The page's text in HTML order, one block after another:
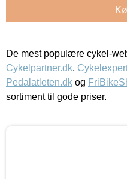
De mest populære cykel-
Cykelpartner.dk,
Pedalatleten.dk og
sortiment til gode priser.